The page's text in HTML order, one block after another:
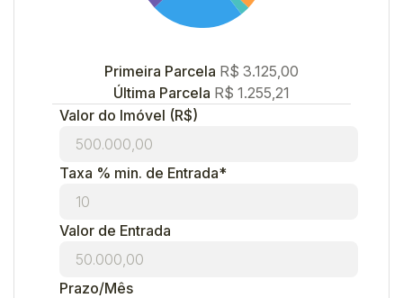
Primeira Parcela R$ 3.125,00
Última Parcela R$ 1.255,21
Valor do Imóvel (R$)
Taxa % min. de Entrada*
Valor de Entrada
Prazo/Mês